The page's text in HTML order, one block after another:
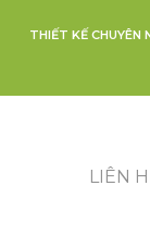
THIẾT KẾ CHUYÊN
LIÊN